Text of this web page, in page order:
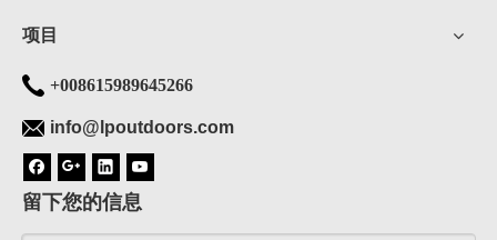
项目
+008615989645266
info@lpoutdoors.com
留下您的信息